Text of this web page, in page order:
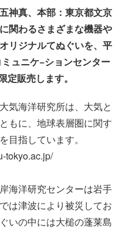
神真、本部：東京都文京
関わるさまざまな機器や
リジナルてぬぐいを、平
ュニケ−ションセンター
定販売します。
気海洋研究所は、大気と
もに、地球表層圏に関す
目指しています。
tokyo.ac.jp/
海洋研究センターは岩手
は津波により被災してお
いの中には大槌の蓬莱島